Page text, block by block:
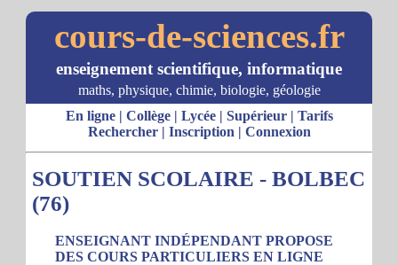
cours-de-sciences.fr
enseignement scientifique, informatique
maths, physique, chimie, biologie, géologie
En ligne| Collège| Lycée| Supérieur| Tarifs
Rechercher| Inscription | Connexion
SOUTIEN SCOLAIRE - BOLBEC
(76)
ENSEIGNANT INDÉPENDANT PROPOSE
DES COURS PARTICULIERS EN LIGNE